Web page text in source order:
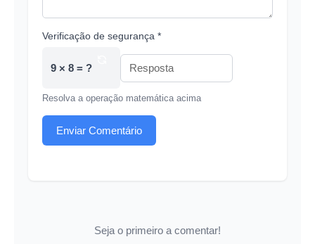
Verificação de segurança *
9 × 8 = ?
Resolva a operação matemática acima
Enviar Comentário
Seja o primeiro a comentar!